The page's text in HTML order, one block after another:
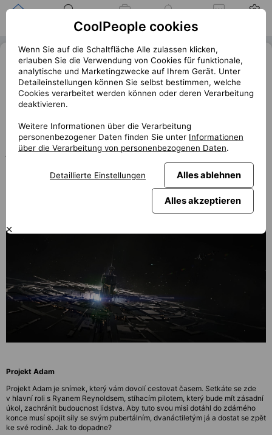
Position
Jobs
3 nové sci-fi filmy na Netflixu, které
vás dostanou do kolen
« Zurück
Na trhu najdete nepřeberné množství doposud natočených
sci-fi snímků. Netflix se může pyšnit celými desítkami. Zde
jsou TOP 3, které by neměly uniknout vaší pozornosti.
Nenechte si je ujít. Sice se blíží vánoční čas, a tak by kde
kdo očekával spíše tipy na vánoční filmy, na ty je ještě
Projekt Adam
Projekt Adam je snímek, který vám dovolí cestovat časem. Setkáte se zde
v hlavní roli s Ryanem Reynoldsem, stíhacím pilotem, který bude mít zásadní
úkol, zachránit budoucnost lidstva. Aby tuto svou misi dotáhl do zdárného
konce musí spojit síly se svým pubertálním, dvanáctiletým já a dostat se zpět
ke své rodině. Jak to dopadne?
CoolPeople cookies
Wenn Sie auf die Schaltfläche Alle zulassen klicken,
erlauben Sie die Verwendung von Cookies für funktionale,
analytische und Marketingzwecke auf Ihrem Gerät. Unter
Detaileinstellungen können Sie selbst bestimmen, welche
Cookies verarbeitet werden können oder deren Verarbeitung
deaktivieren.
Weitere Informationen über die Verarbeitung
personenbezogener Daten finden Sie unter Informationen
über die Verarbeitung von personenbezogenen Daten.
Detaillierte Einstellungen Alles ablehnen
Alles akzeptieren